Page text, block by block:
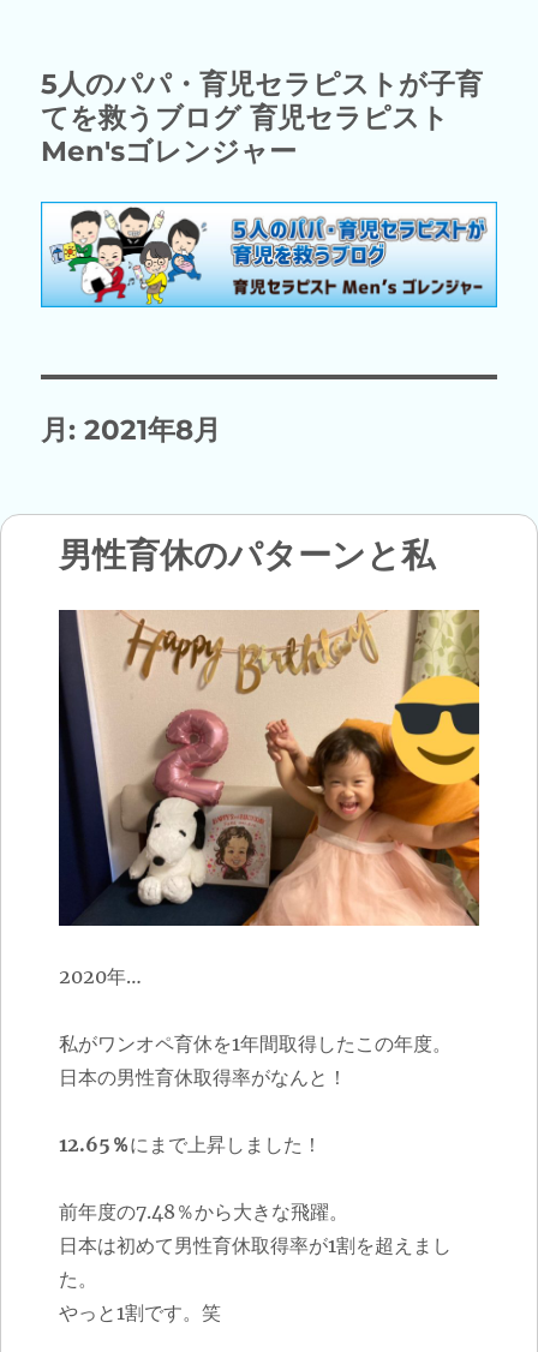
5人のパパ・育児セラピストが子育
てを救うブログ 育児セラピスト
Men'sゴレンジャー
月:2021年8月
男性育休のパターンと私
2020年…
私がワンオペ育休を1年間取得したこの年度。
日本の男性育休取得率がなんと！
12.65％にまで上昇しました！
前年度の7.48％から大きな飛躍。
日本は初めて男性育休取得率が1割を超えまし
た。
やっと1割です。笑